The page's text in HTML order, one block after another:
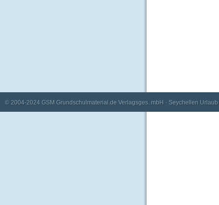
© 2004-2024 GSM Grundschulmaterial.de Verlagsges. mbH · Seychellen Urlaub